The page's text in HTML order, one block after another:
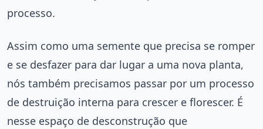
processo.
Assim como uma semente que precisa se romper
e se desfazer para dar lugar a uma nova planta,
nós também precisamos passar por um processo
de destruição interna para crescer e florescer. É
nesse espaço de desconstrução que